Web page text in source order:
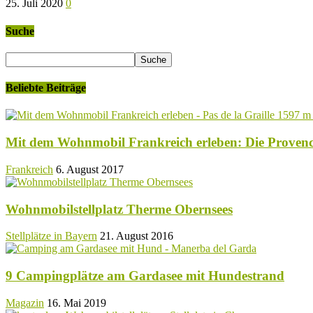
25. Juli 2020 0
Suche
Beliebte Beiträge
Mit dem Wohnmobil Frankreich erleben: Die
Frankreich 6. August 2017
Wohnmobilstellplatz Therme Obernsees
Stellplätze in Bayern 21. August 2016
9 Campingplätze am Gardasee mit Hundestrand
Magazin 16. Mai 2019